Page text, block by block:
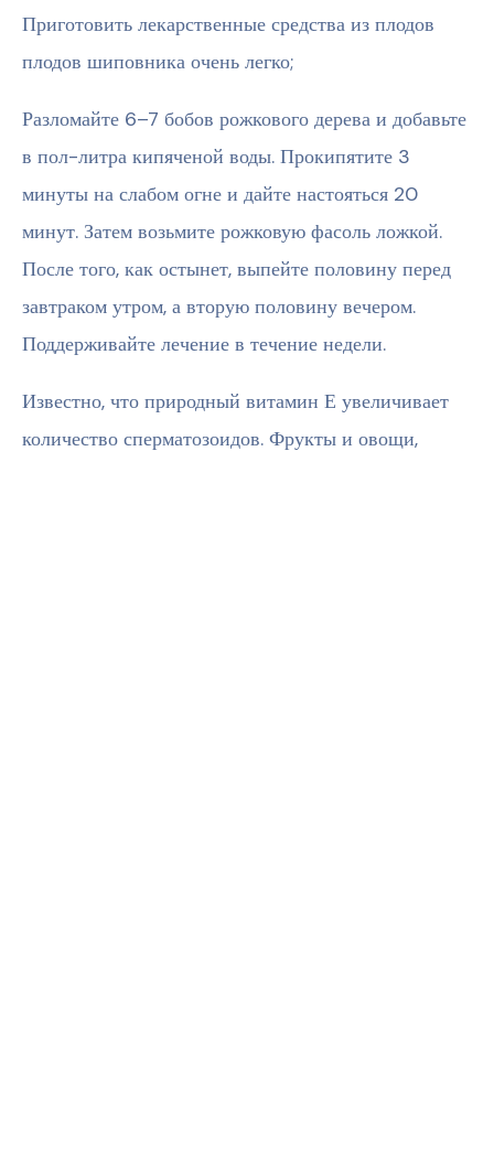
Приготовить лекарственные средства из плодов
плодов шиповника очень легко;
Разломайте 6–7 бобов рожкового дерева и добавьте
в пол-литра кипяченой воды. Прокипятите 3
минуты на слабом огне и дайте настояться 20
минут. Затем возьмите рожковую фасоль ложкой.
После того, как остынет, выпейте половину перед
завтраком утром, а вторую половину вечером.
Поддерживайте лечение в течение недели.
Известно, что природный витамин Е увеличивает
количество сперматозоидов. Фрукты и овощи,